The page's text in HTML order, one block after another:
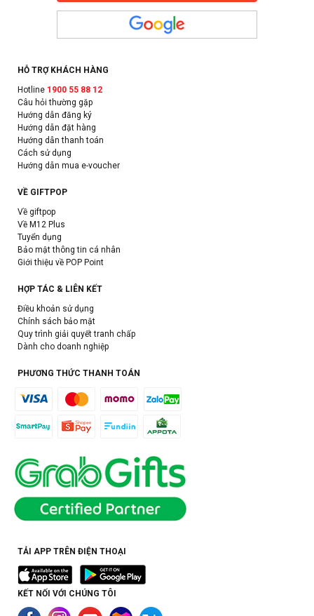
HỖ TRỢ KHÁCH HÀNG
Hotline 1900 55 88 12
Câu hỏi thường gặp
Hướng dẫn đăng ký
Hướng dẫn đặt hàng
Hướng dẫn thanh toán
Cách sử dụng
Hướng dẫn mua e-voucher
VỀ GIFTPOP
Về giftpop
Về M12 Plus
Tuyển dụng
Bảo mật thông tin cá nhân
Giới thiệu về POP Point
HỢP TÁC & LIÊN KẾT
Điều khoản sử dụng
Chính sách bảo mật
Quy trình giải quyết tranh chấp
Dành cho doanh nghiệp
PHƯƠNG THỨC THANH TOÁN
TẢI APP TRÊN ĐIỆN THOẠI
KẾT NỐI VỚI CHÚNG TÔI